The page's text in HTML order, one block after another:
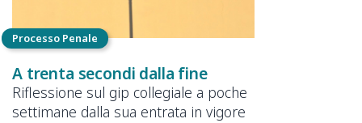
Processo Penale
A trenta secondi dalla fine
Riflessione sul gip collegiale a poche
settimane dalla sua entrata in vigore